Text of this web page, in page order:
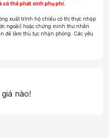
có thể phát sinh phụ phí.
xuất trình hộ chiếu có thị thực nhập
ngoài) hoặc chứng minh thư nhân
để làm thủ tục nhận phòng. Các yêu
nào!